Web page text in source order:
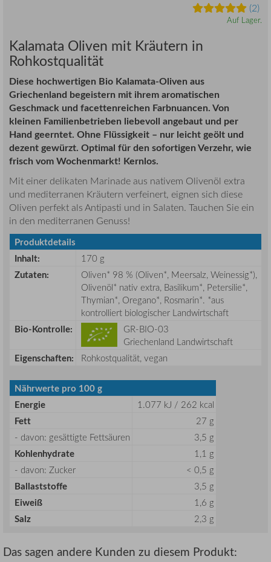
(2)
Auf Lager.
Kalamata Oliven mit Kräutern in
Rohkostqualität
Diese hochwertigen Bio Kalamata-Oliven aus
Griechenland begeistern mit ihrem aromatischen
Geschmack und facettenreichen Farbnuancen. Von
kleinen Familienbetrieben liebevoll angebaut und per
Hand geerntet. Ohne Flüssigkeit – nur leicht geölt und
dezent gewürzt. Optimal für den sofortigen Verzehr, wie
frisch vom Wochenmarkt! Kernlos.
Mit einer delikaten Marinade aus nativem Olivenöl extra
und mediterranen Kräutern verfeinert, eignen sich diese
Oliven perfekt als Antipasti und in Salaten. Tauchen Sie ein
in den mediterranen Genuss!
Produktdetails
Inhalt:
170 g
Zutaten:
Oliven* 98 % (Oliven*, Meersalz, Weinessig*),
Olivenöl* nativ extra, Basilikum*, Petersilie*,
Thymian*, Oregano*, Rosmarin*. *aus
kontrolliert biologischer Landwirtschaft
Bio-Kontrolle:
GR-BIO-03
Griechenland Landwirtschaft
Eigenschaften: Rohkostqualität, vegan
Nährwerte pro 100 g
Energie
1.077 kJ / 262 kcal
Fett
27 g
- davon: gesättigte Fettsäuren
3,5 g
Kohlenhydrate
1,1 g
- davon: Zucker
< 0,5 g
Ballaststoffe 3,5 g
Eiweiß 1,6 g
Salz 2,3 g
Das sagen andere Kunden zu diesem Produkt: